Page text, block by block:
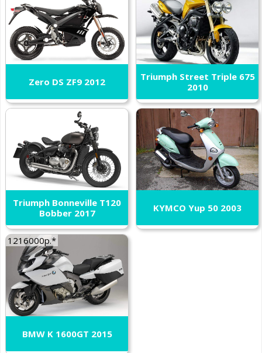
Zero DS ZF9 2012
Triumph Street Triple 675
2010
Triumph Bonneville T120
Bobber 2017
KYMCO Yup 50 2003
1216000р.*
BMW K 1600GT 2015